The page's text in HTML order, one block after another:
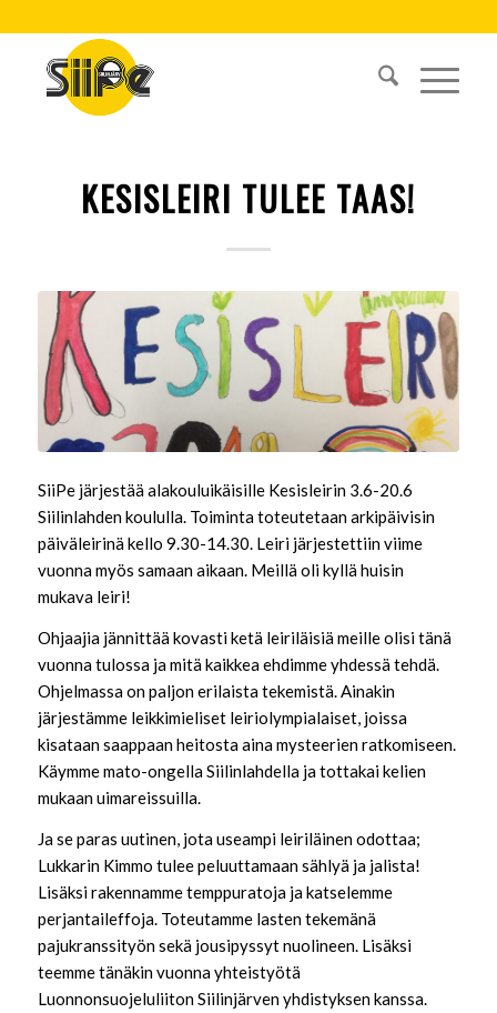
KESISLEIRI TULEE TAAS!
SiiPe järjestää alakouluikäisille Kesisleirin 3.6-20.6
Siilinlahden koululla. Toiminta toteutetaan arkipäivisin
päiväleirinä kello 9.30-14.30. Leiri järjestettiin viime
vuonna myös samaan aikaan. Meillä oli kyllä huisin
mukava leiri!
Ohjaajia jännittää kovasti ketä leiriläisiä meille olisi tänä
vuonna tulossa ja mitä kaikkea ehdimme yhdessä tehdä.
Ohjelmassa on paljon erilaista tekemistä. Ainakin
järjestämme leikkimieliset leiriolympialaiset, joissa
kisataan saappaan heitosta aina mysteerien ratkomiseen.
Käymme mato-ongella Siilinlahdella ja tottakai kelien
mukaan uimareissuilla.
Ja se paras uutinen, jota useampi leiriläinen odottaa;
Lukkarin Kimmo tulee peluuttamaan sählyä ja jalista!
Lisäksi rakennamme temppuratoja ja katselemme
perjantaileffoja. Toteutamme lasten tekemänä
pajukranssityön sekä jousipyssyt nuolineen. Lisäksi
teemme tänäkin vuonna yhteistyötä
Luonnonsuojeluliiton Siilinjärven yhdistyksen kanssa.